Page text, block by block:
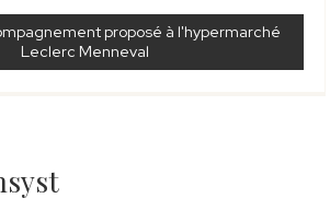
proposé à l'hypermarché
Leclerc Menneval